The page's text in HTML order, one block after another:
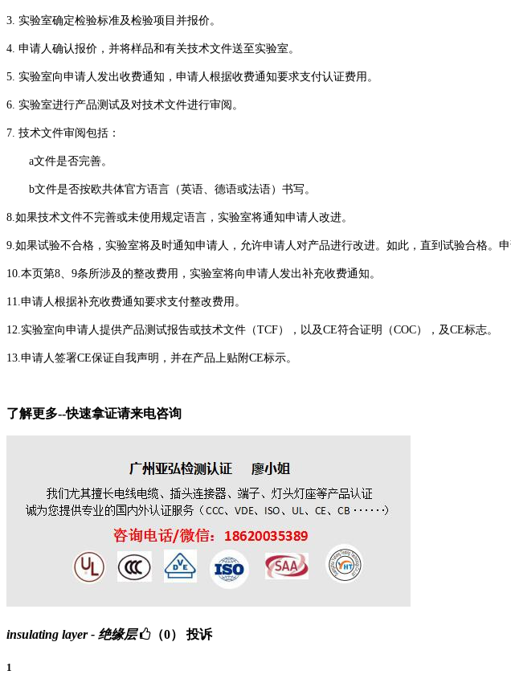
3. 实验室确定检验标准及检验项目并报价。
4. 申请人确认报价，并将样品和有关技术文件送至实验室。
5. 实验室向申请人发出收费通知，申请人根据收费通知要求支付认证费用。
6. 实验室进行产品测试及对技术文件进行审阅。
7. 技术文件审阅包括：
a文件是否完善。
b文件是否按欧共体官方语言（英语、德语或法语）书写。
8.如果技术文件不完善或未使用规定语言，实验室将通知申请人改进。
9.如果试验不合格，实验室将及时通知申请人，允许申请人对产品进行改进。如此，直到试验合格
10.本页第8、9条所涉及的整改费用，实验室将向申请人发出补充收费通知。
11.申请人根据补充收费通知要求支付整改费用。
12.实验室向申请人提供产品测试报告或技术文件（TCF），以及CE符合证明（COC），及CE标志
13.申请人签署CE保证自我声明，并在产品上贴附CE标示。
了解更多--快速拿证请来电咨询
insulating layer - 绝缘层 （0） 投诉
1